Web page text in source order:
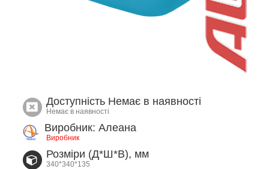
Доступність Немає в наявності
Немає в наявності
Виробник: Алеана
Виробник
Розміри (Д*Ш*В), мм
340*340*135